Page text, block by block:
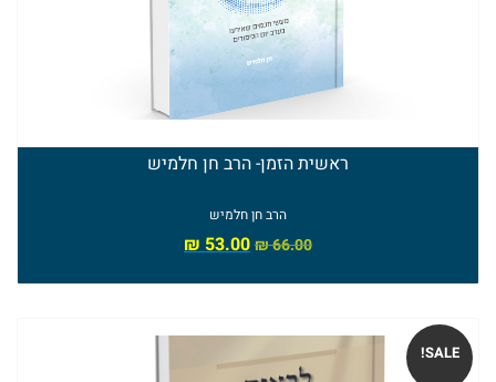
ראשית הזמן- הרב חן חלמיש
הרב חן חלמיש
66.00
₪
53.00
₪
SALE!